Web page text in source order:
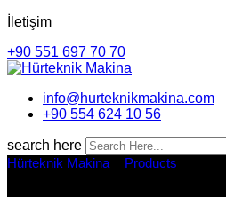
İletişim
+90 551 697 70 70
info@hurteknikmakina.com
+90 554 624 10 56
search here
Hürteknik Makina
Products